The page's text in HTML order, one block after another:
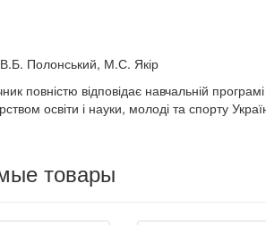
Полонський, М.С. Якір
повністю відповідає навчальній
освіти і науки, молоді та спорту
товары